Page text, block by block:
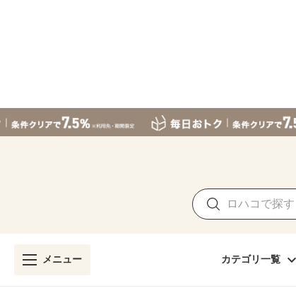
メニュー カテゴリ一覧